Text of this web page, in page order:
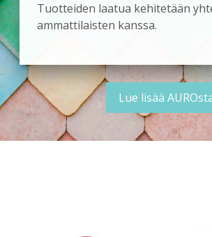
Tuotteiden laatua kehitetään
ammattilaisten kanssa.
Lue lisää